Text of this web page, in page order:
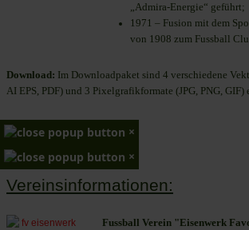
„Admira-Energie“ geführt;
1971 – Fusion mit dem
von 1908 zum Fussball
Download: Im Downloadpaket sind 4 verschiedene
AI EPS, PDF) und 3 Pixelgrafikformate (JPG, PNG, GIF)
×
×
Vereinsinformationen:
Fussball Verein "Eisenwerk